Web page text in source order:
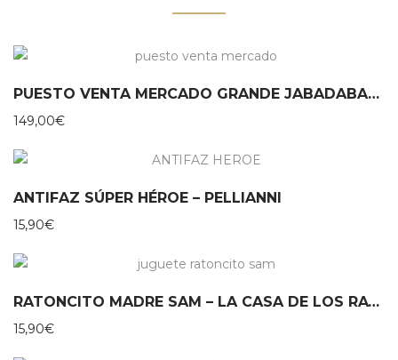
PUESTO VENTA MERCADO GRANDE JABADABADO
149,00€
ANTIFAZ SÚPER HÉROE – PELLIANNI
15,90€
RATONCITO MADRE SAM – LA CASA DE LOS RATONES
15,90€